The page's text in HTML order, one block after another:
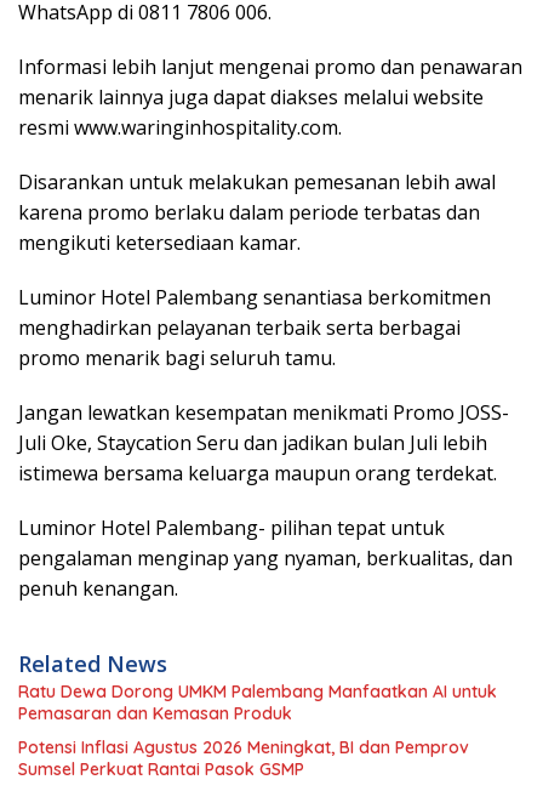
WhatsApp di 0811 7806 006.
Informasi lebih lanjut mengenai promo dan penawaran
menarik lainnya juga dapat diakses melalui website
resmi www.waringinhospitality.com.
Disarankan untuk melakukan pemesanan lebih awal
karena promo berlaku dalam periode terbatas dan
mengikuti ketersediaan kamar.
Luminor Hotel Palembang senantiasa berkomitmen
menghadirkan pelayanan terbaik serta berbagai
promo menarik bagi seluruh tamu.
Jangan lewatkan kesempatan menikmati Promo JOSS-
Juli Oke, Staycation Seru dan jadikan bulan Juli lebih
istimewa bersama keluarga maupun orang terdekat.
Luminor Hotel Palembang- pilihan tepat untuk
pengalaman menginap yang nyaman, berkualitas, dan
penuh kenangan.
Related News
Ratu Dewa Dorong UMKM Palembang Manfaatkan AI untuk
Pemasaran dan Kemasan Produk
Potensi Inflasi Agustus 2026 Meningkat, BI dan Pemprov
Sumsel Perkuat Rantai Pasok GSMP